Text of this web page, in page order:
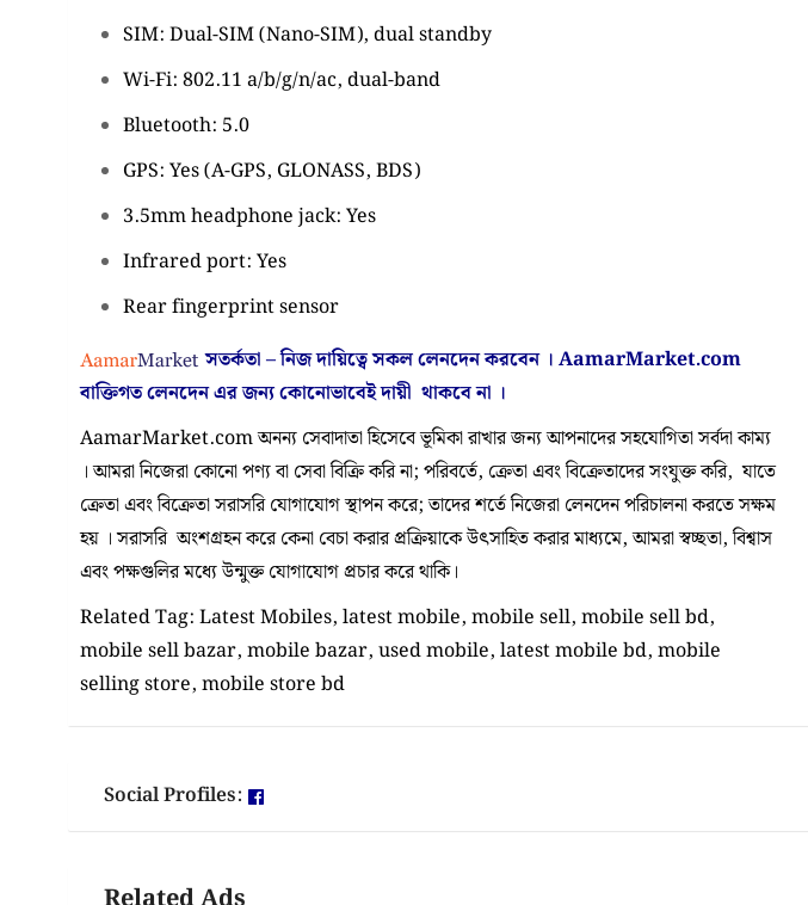
SIM: Dual-SIM (Nano-SIM), dual standby
Wi-Fi: 802.11 a/b/g/n/ac, dual-band
Bluetooth: 5.0
GPS: Yes (A-GPS, GLONASS, BDS)
3.5mm headphone jack: Yes
Infrared port: Yes
Rear fingerprint sensor
সতর্কতা – নিজ দায়িত্বে সকল লেনদেন করবেন । AamarMarket.com
বাক্তিগত লেনদেন এর জন্য কোনোভাবেইদায়ী থাকবে না ।
AamarMarket.com অনন্য সেবাদাতা হিসেবে ভূমিকা রাখার জন্য আপনাদের সহযোগিতা সর্বদা কাম্য
। আমরা নিজেরা কোনো পণ্য বা সেবা বিক্রি করি না; পরিবর্তে, ক্রেতা এবং বিক্রেতাদের সংযুক্ত করি, যাতে
ক্রেতা এবং বিক্রেতা সরাসরি যোগাযোগ স্থাপন করে; তাদের শর্তে নিজেরা লেনদেন পরিচালনা করতে সক্ষম
হয় । সরাসরি অংশগ্রহন করে কেনা বেচা করার প্রক্রিয়াকে উৎসাহিত করার মাধ্যমে, আমরা স্বচ্ছতা, বিশ্বাস
এবং পক্ষগুলির মধ্যে উন্মুক্ত যোগাযোগ প্রচার করে থাকি।
Related Tag: Latest Mobiles, latest mobile, mobile sell, mobile sell bd,
mobile sell bazar, mobile bazar, used mobile, latest mobile bd, mobile
selling store, mobile store bd
Social Profiles: